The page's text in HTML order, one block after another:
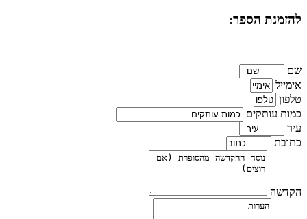
להזמנת הספר:
שם
אימייל
טלפון
כמות עותקים
עיר
כתובת
הקדשה